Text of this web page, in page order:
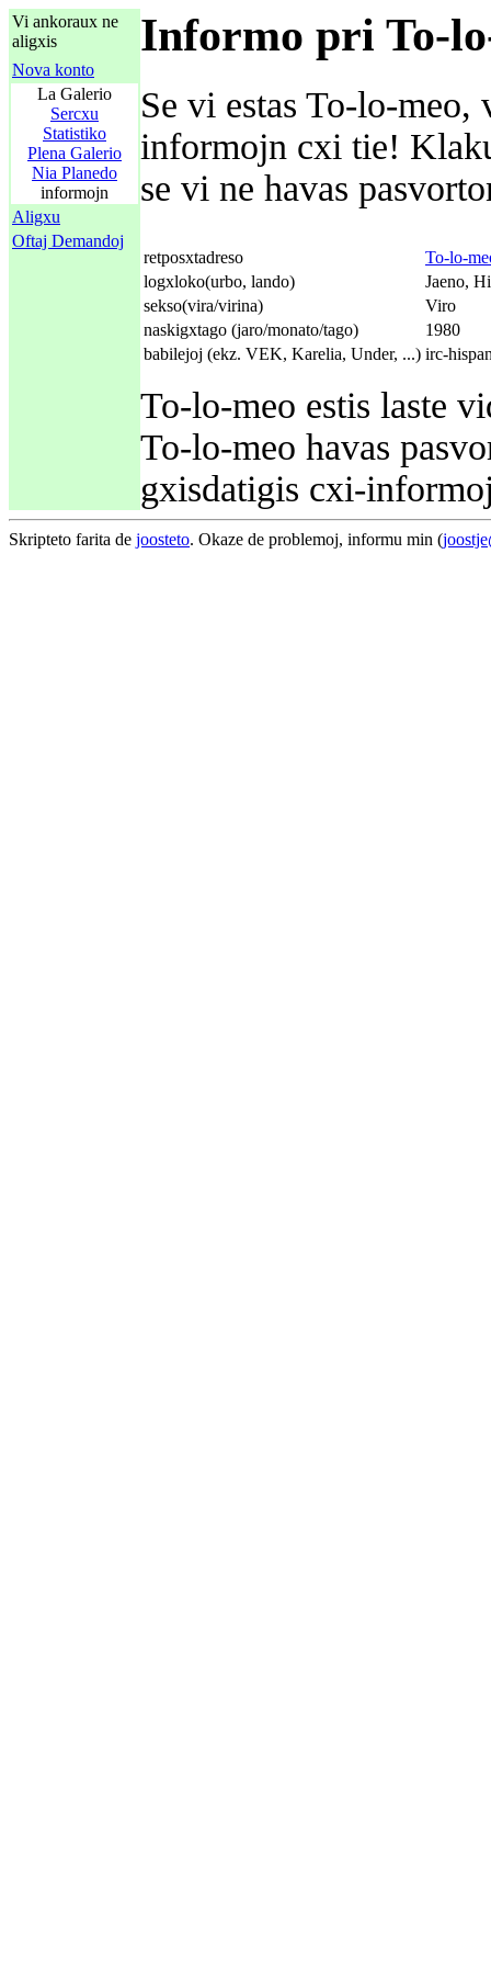
Vi ankoraux ne
aligxis
Nova konto
La Galerio
Sercxu
Statistiko
Plena Galerio
Nia Planedo
informojn
Aligxu
Oftaj Demandoj
Informo pri To-
Se vi estas To-lo-
informojn cxi tie!
se vi ne havas
retposxtadreso
To-lo-
logxloko(urbo, lando)
Jaeno,
sekso(vira/virina)
Viro
naskigxtago (jaro/monato/tago)
1980
babilejoj (ekz. VEK, Karelia, Under, ...) irc-
To-lo-meo estis laste
To-lo-meo havas
gxisdatigis cxi-
Skripteto farita de joosteto. Okaze de problemoj, informu min (